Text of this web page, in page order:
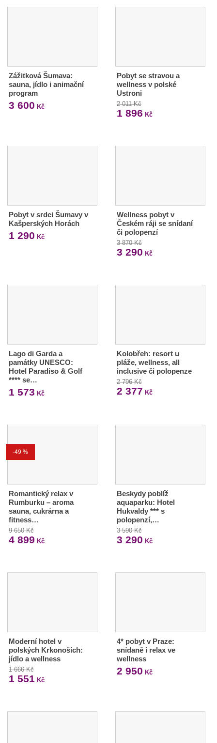
Zážitková Šumava:
sauna, jídlo i animační
program
3 600 Kč
Pobyt se stravou a
wellness v polské
Ustroni
2 011 Kč
1 896 Kč
Pobyt v srdci Šumavy v
Kašperských Horách
1 290 Kč
Wellness pobyt v
Českém ráji se snídaní
či polopenzí
3 870 Kč
3 290 Kč
Lago di Garda a
památky UNESCO:
Hotel Paradiso & Golf
**** se…
1 573 Kč
Kolobřeh: resort u
pláže, wellness, all
inclusive či polopenze
2 796 Kč
2 377 Kč
-49 %
Romantický relax v
Rumburku – aroma
sauna, cukrárna a
fitness…
9 650 Kč
4 899 Kč
Beskydy poblíž
aquaparku: Hotel
Hukvaldy *** s
polopenzí,…
3 590 Kč
3 290 Kč
Moderní hotel v
polských Krkonoších:
jídlo a wellness
1 666 Kč
1 551 Kč
4* pobyt v Praze:
snídaně i relax ve
wellness
2 950 Kč